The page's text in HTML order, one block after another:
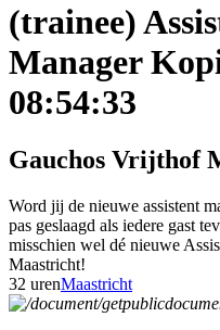
(trainee)
Manager
08:54:33
Gauchos Vrijthof
Word jij de nieuwe assistent
pas geslaagd als iedere gast
misschien wel dé nieuwe
Maastricht!
32 urenMaastricht